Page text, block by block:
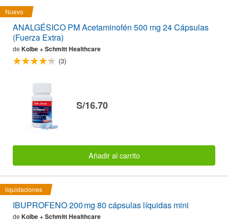
Nuevo
ANALGÉSICO PM Acetaminofén 500 mg 24 Cápsulas
(Fuerza Extra)
de Kolbe + Schmitt Healthcare
(3)
S/16.70
Añadir al carrito
liquidaciones
IBUPROFENO 200 mg 80 cápsulas líquidas mini
de Kolbe + Schmitt Healthcare